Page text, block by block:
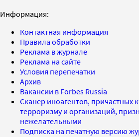
Информация:
Контактная информация
Правила обработки
Реклама в журнале
Реклама на сайте
Условия перепечатки
Архив
Вакансии в Forbes Russia
Сканер иноагентов, причастных
терроризму и организаций,
нежелательными
Подписка на печатную версию